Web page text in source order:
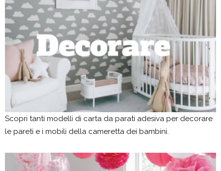
Scopri tanti modelli di carta da parati adesiva per decorare
le pareti e i mobili della cameretta dei bambini.